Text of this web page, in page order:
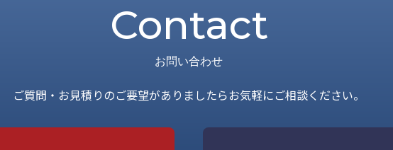
Contact
お問い合わせ
ご質問・お見積りのご要望がありましたらお気軽にご相談ください。